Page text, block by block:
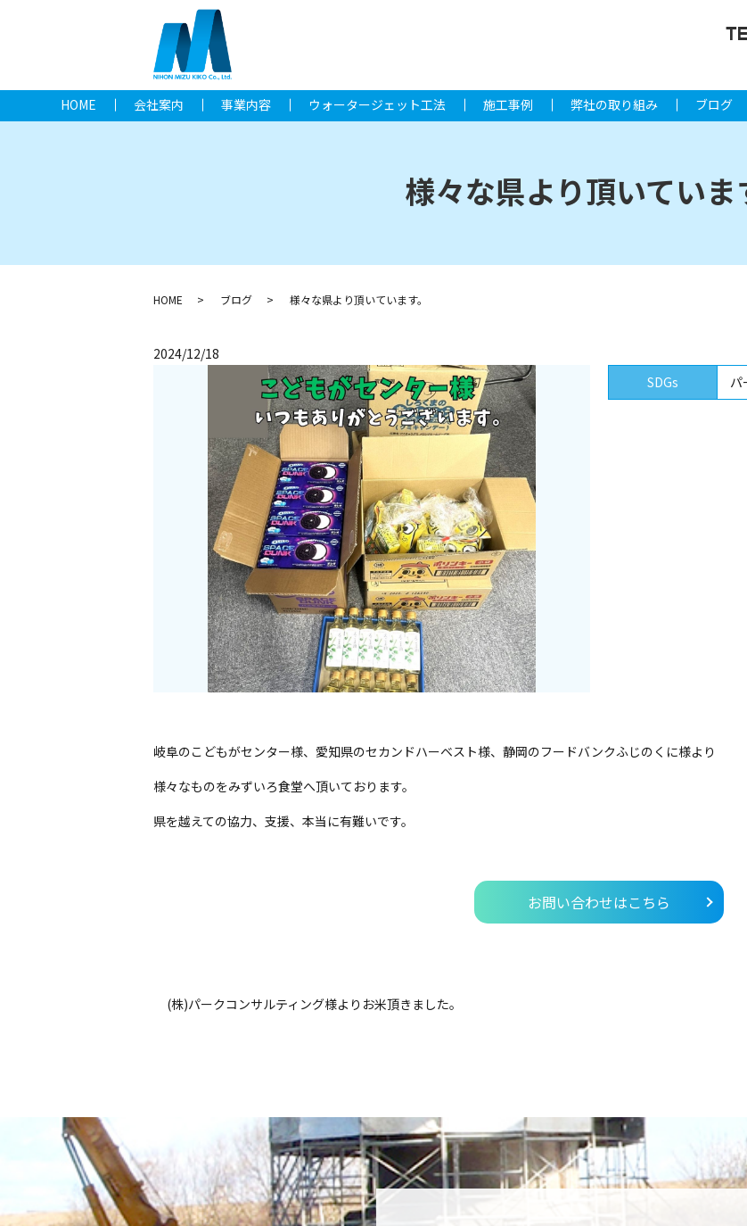
HOME 会社案内 事業内容 ウォータージェット工法 施工事例 弊社の取り組み ブログ
様々な県より頂いていま
HOME ブログ 様々な県より頂いています。
2024/12/18
SDGs
パ
岐阜のこどもがセンター様、愛知県のセカンドハーベスト様、静岡のフードバンクふじのくに様より
様々なものをみずいろ食堂へ頂いております。
県を越えての協力、支援、本当に有難いです。
お問い合わせはこちら
(株)パークコンサルティング様よりお米頂きました。